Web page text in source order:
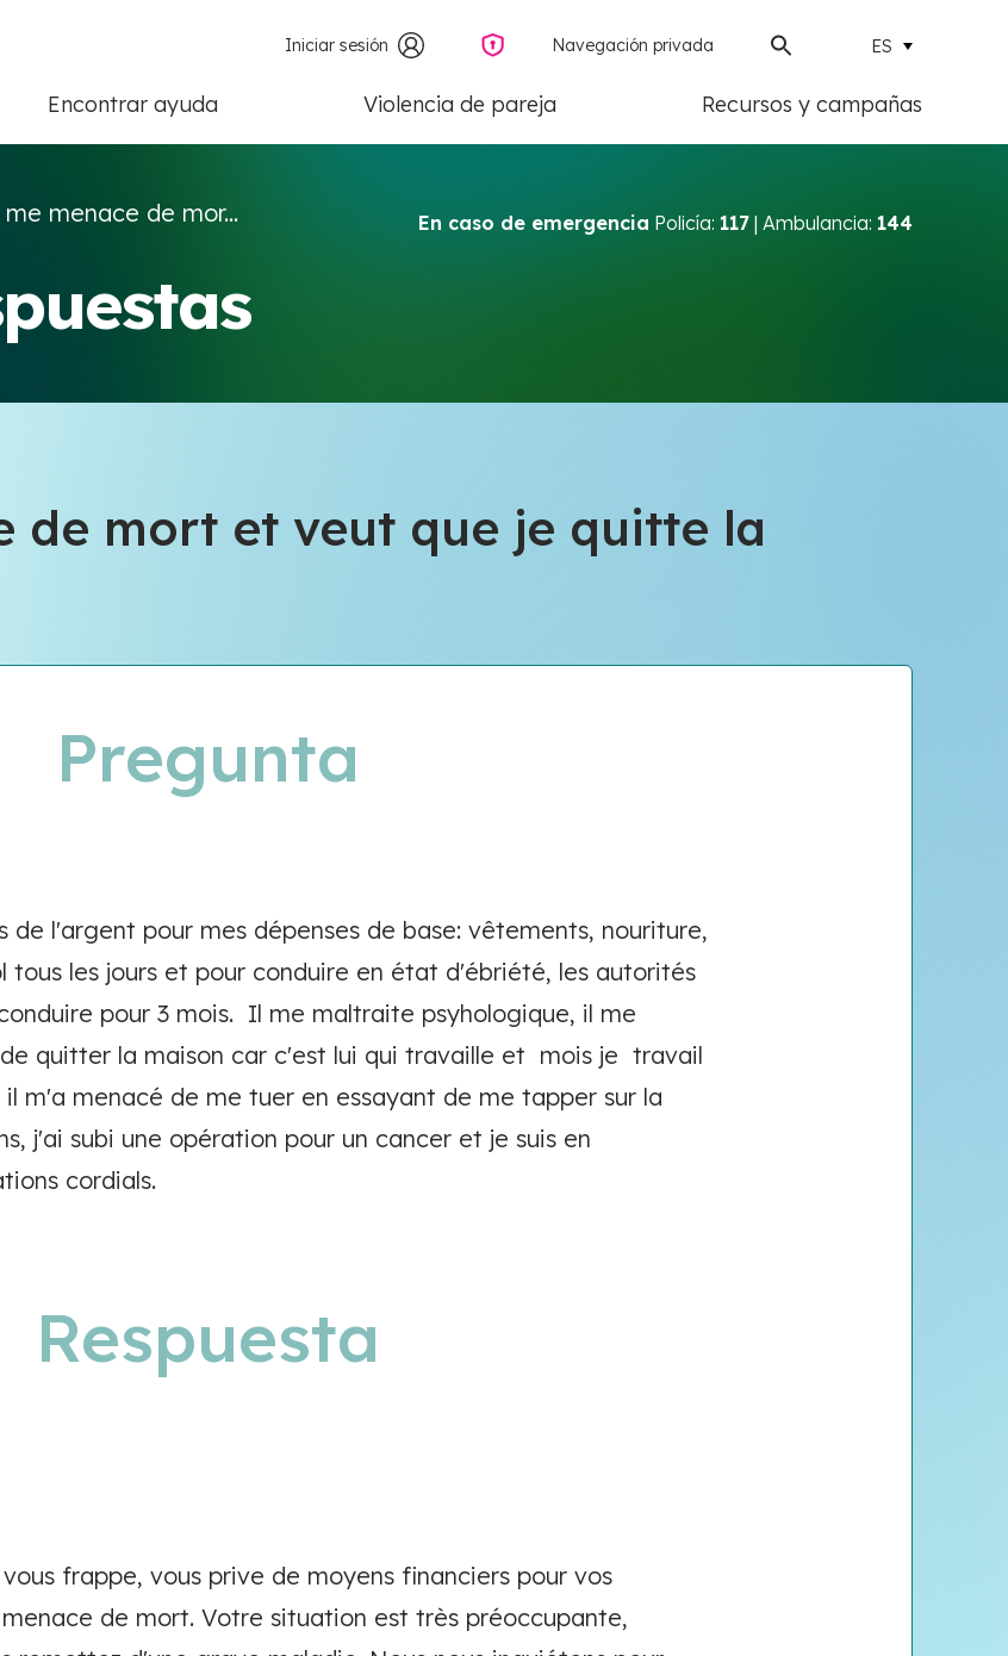
Iniciar sesión Navegación privada ES
Encontrar ayuda Violencia de pareja Recursos y campañas
menace de mor... En caso de emergencia Policía: 117 | Ambulancia: 144
de mort et veut que je quitte la
Pregunta
de l'argent pour mes dépenses de base: vêtements, nouriture,
tous les jours et pour conduire en état d'ébriété, les autorités
pour 3 mois. Il me maltraite psyhologique, il me
quitter la maison car c'est lui qui travaille et mois je travail
m'a menacé de me tuer en essayant de me tapper sur la
j'ai subi une opération pour un cancer et je suis en
cordials.
Respuesta
frappe, vous prive de moyens financiers pour vos
de mort. Votre situation est très préoccupante,